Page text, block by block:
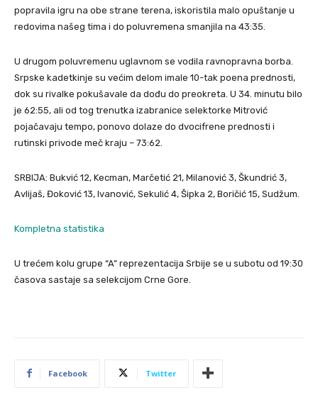
popravila igru na obe strane terena, iskoristila malo opuštanje u
redovima našeg tima i do poluvremena smanjila na 43:35.
U drugom poluvremenu uglavnom se vodila ravnopravna borba.
Srpske kadetkinje su većim delom imale 10-tak poena prednosti,
dok su rivalke pokušavale da dođu do preokreta. U 34. minutu bilo
je 62:55, ali od tog trenutka izabranice selektorke Mitrović
pojačavaju tempo, ponovo dolaze do dvocifrene prednosti i
rutinski privode meč kraju – 73:62.
SRBIJA: Bukvić 12, Kecman, Marčetić 21, Milanović 3, Škundrić 3,
Avlijaš, Đoković 13, Ivanović, Sekulić 4, Šipka 2, Boričić 15, Sudžum.
Kompletna statistika
U trećem kolu grupe “A” reprezentacija Srbije se u subotu od 19:30
časova sastaje sa selekcijom Crne Gore.
Facebook Twitter